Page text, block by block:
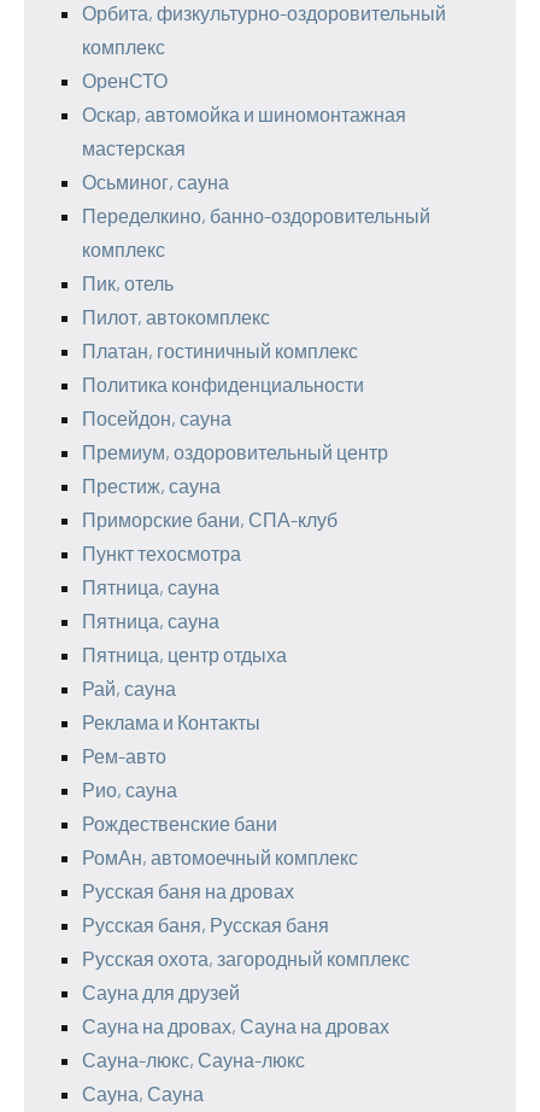
Орбита, физкультурно-оздоровительный
комплекс
ОренСТО
Оскар, автомойка и шиномонтажная
мастерская
Осьминог, сауна
Переделкино, банно-оздоровительный
комплекс
Пик, отель
Пилот, автокомплекс
Платан, гостиничный комплекс
Политика конфиденциальности
Посейдон, сауна
Премиум, оздоровительный центр
Престиж, сауна
Приморские бани, СПА-клуб
Пункт техосмотра
Пятница, сауна
Пятница, сауна
Пятница, центр отдыха
Рай, сауна
Реклама и Контакты
Рем-авто
Рио, сауна
Рождественские бани
РомАн, автомоечный комплекс
Русская баня на дровах
Русская баня, Русская баня
Русская охота, загородный комплекс
Сауна для друзей
Сауна на дровах, Сауна на дровах
Сауна-люкс, Сауна-люкс
Сауна, Сауна